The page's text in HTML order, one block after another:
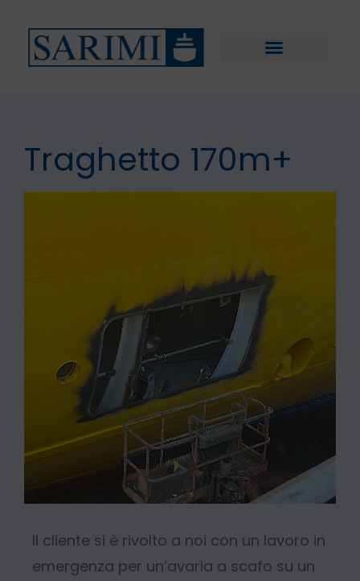
Traghetto 170m+
Il cliente si è rivolto a noi con un lavoro in
emergenza per un’avaria a scafo su un